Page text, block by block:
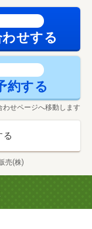
せする
約する
わせページへ移動します
る
売(株)